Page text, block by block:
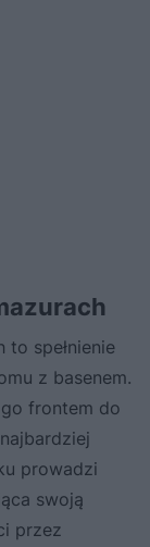
to spełnienie
z basenem.
frontem do
prowadzi
swoją
przez